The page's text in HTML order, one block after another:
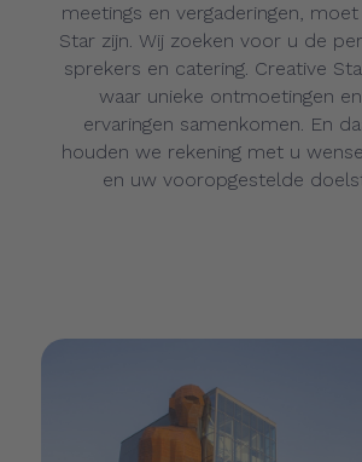
meetings en vergaderingen,
Star zijn. Wij zoeken voor u de
sprekers en catering. Creative
waar unieke ontmoetingen
ervaringen samenkomen. En
houden we rekening met u
en uw vooropgestelde